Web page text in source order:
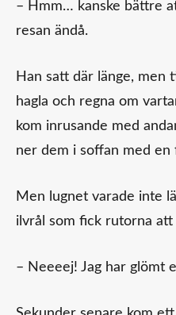
– Hmm… kanske bättre
resan ändå.
Han satt där länge, men
hagla och regna om
kom inrusande med
ner dem i soffan med
Men lugnet varade inte
ilvrål som fick rutorna att
– Neeeej! Jag har glömt